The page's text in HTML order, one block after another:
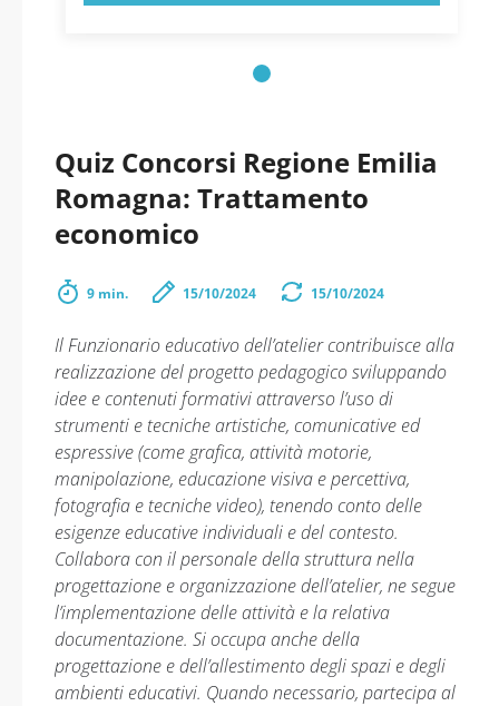
Quiz Concorsi Regione Emilia
Romagna: Trattamento
economico
9 min. 15/10/2024 15/10/2024
Il Funzionario educativo dell’atelier contribuisce alla
realizzazione del progetto pedagogico sviluppando
idee e contenuti formativi attraverso l’uso di
strumenti e tecniche artistiche, comunicative ed
espressive (come grafica, attività motorie,
manipolazione, educazione visiva e percettiva,
fotografia e tecniche video), tenendo conto delle
esigenze educative individuali e del contesto.
Collabora con il personale della struttura nella
progettazione e organizzazione dell’atelier, ne segue
l’implementazione delle attività e la relativa
documentazione. Si occupa anche della
progettazione e dell’allestimento degli spazi e degli
ambienti educativi. Quando necessario, partecipa al